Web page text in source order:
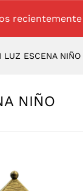
recientemente
LUZ ESCENA NIÑO
NIÑO